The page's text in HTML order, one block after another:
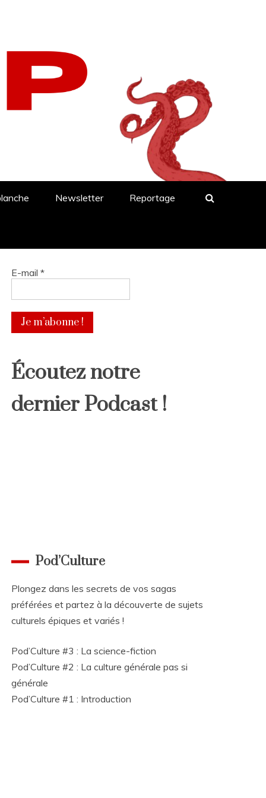
Newsletter Reportage
E-mail *
Écoutez notre
dernier Podcast !
Pod’Culture
Plongez dans les secrets de vos sagas
préférées et partez à la découverte de sujets
culturels épiques et variés !
Pod’Culture #3 : La science-fiction
Pod’Culture #2 : La culture générale pas si
générale
Pod’Culture #1 : Introduction